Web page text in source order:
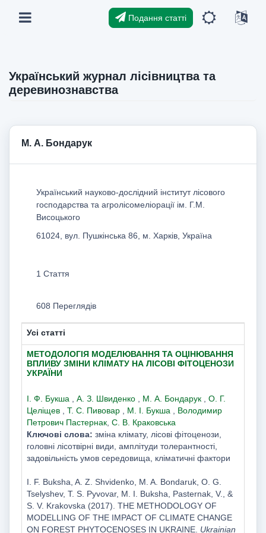
Подання статті
Український журнал лісівництва та
деревинознавства
М. А. Бондарук
Український науково-дослідний інститут лісового
господарства та агролісомеліорації ім. Г.М.
Висоцького
61024, вул. Пушкінська 86, м. Харків, Україна
1 Стаття
608 Переглядів
Усі статті
МЕТОДОЛОГІЯ МОДЕЛЮВАННЯ ТА ОЦІНЮВАННЯ
ВПЛИВУ ЗМІНИ КЛІМАТУ НА ЛІСОВІ ФІТОЦЕНОЗИ
УКРАЇНИ
І. Ф. Букша А. З. Швиденко М. А. Бондарук
О. Г.
Целіщев
Т. С. Пивовар М. І. Букша
Володимир
Петрович Пастернак, С. В. Краковська
Ключові слова: зміна клімату, лісові фітоценози,
головні лісотвірні види, амплітуди толерантності,
задовільність умов середовища, кліматичні фактори
I. F. Buksha, A. Z. Shvidenko, M. A. Bondaruk, O. G.
Tselyshev, T. S. Pyvovar, M. I. Buksha, Pasternak, V., &
S. V. Krakovska (2017). THE METHODOLOGY OF
MODELLING OF THE IMPACT OF CLIMATE CHANGE
ON FOREST PHYTOCENOSES IN UKRAINE. Ukrainian